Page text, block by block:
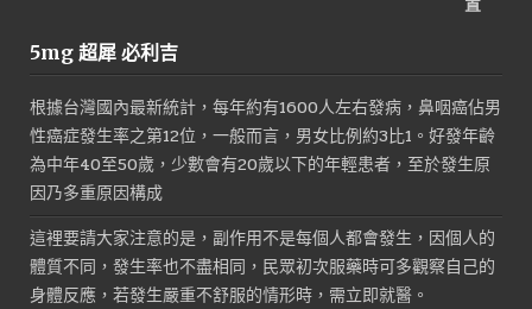
格：
格：
5mg 超犀 必利吉
根據台灣國內最新統計，每年約有1600人左右發病，鼻咽癌佔男
性癌症發生率之第12位，一般而言，男女比例約3比1。好發年齡
為中年40至50歲，少數會有20歲以下的年輕患者，至於發生原
因乃多重原因構成
這裡要請大家注意的是，副作用不是每個人都會發生，因個人的
體質不同，發生率也不盡相同，民眾初次服藥時可多觀察自己的
身體反應，若發生嚴重不舒服的情形時，需立即就醫。